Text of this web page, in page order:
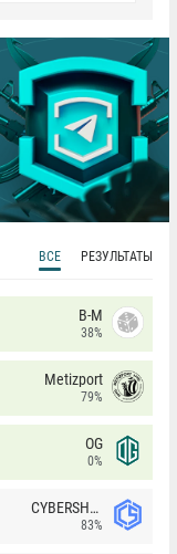
ВСЕ РЕЗУЛЬТАТЫ
B-M
38%
Metizport
79%
OG
0%
CYBERSHOKE
83%